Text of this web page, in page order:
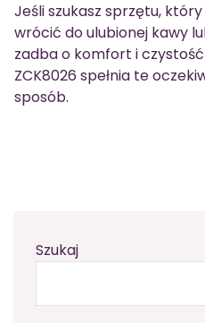
Jeśli szukasz sprzętu,
wrócić do ulubionej kawy
zadba o komfort i czystość
ZCK8026 spełnia te
sposób.
Szukaj